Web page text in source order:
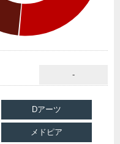
-
Dアーツ
メドピア